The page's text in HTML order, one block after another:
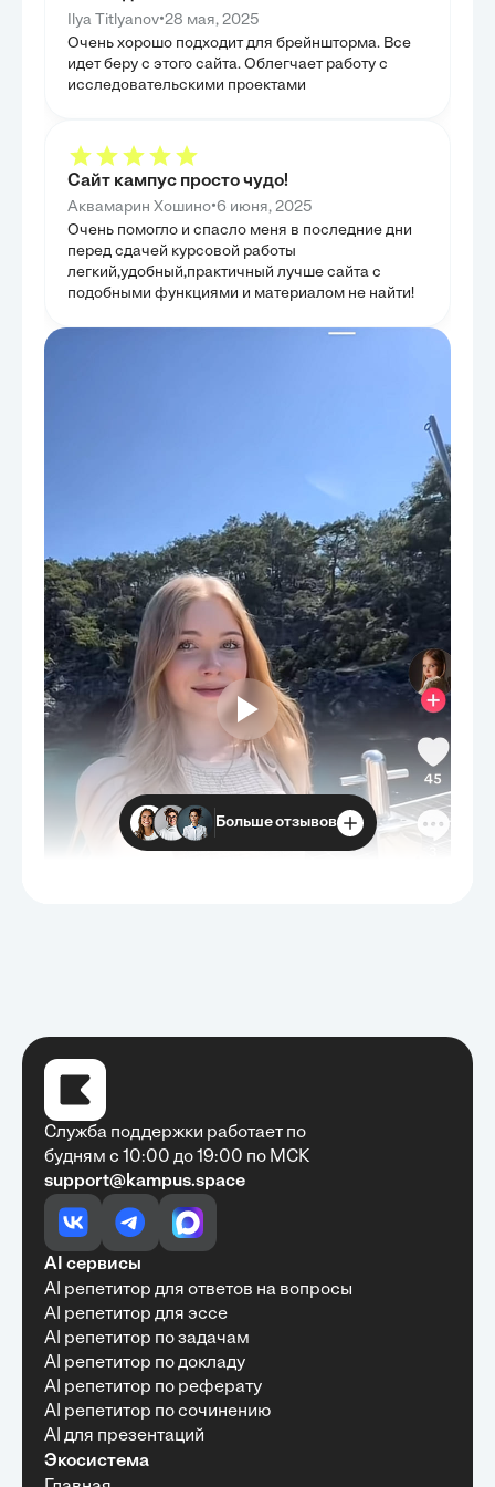
формирующиеся концепции экоцида и биоцида.
Были выявлены такие барьеры, как политическое
сопротивление, недостаточная универсальность
юрисдикции и сложности в квалификации новых
сформулированы конкретные, реалистичные
только обозначить существующие проблемы, но и
предложить конструктивные пути их решения,
способствуя развитию более справедливой и
действенной системы международного права. Это
позволило завершить работу не только
констатацией фактов, но и перспективами
улучшения ситуации.
Ilya Titlyanov•28 мая, 2025
Очень хорошо подходит для брейншторма. Все
идет беру с этого сайта. Облегчает работу с
исследовательскими проектами
Сайт кампус просто чудо!
Аквамарин Хошино•6 июня, 2025
Очень помогло и спасло меня в последние дни
перед сдачей курсовой работы
легкий,удобный,практичный лучше сайта с
подобными функциями и материалом не найти!
Очень быстро, недорого, качественно,
доступно
Алексей Антонов•27 мая, 2025
Обучение с Кампус Хаб — очень экономит
полезной информации. Рекомендую ...
Рекомендую Кампус АИ всем, кто хочет
учиться эффективно и с комфортом
Марина Щербакова
Пользуюсь сайтом Кампус АИ уже несколько
Больше отзывов
Служба поддержки работает по
будням с 10:00 до 19:00 по МСК
support@kampus.space
AI сервисы
AI репетитор для ответов на вопросы
AI репетитор для эссе
AI репетитор по задачам
AI репетитор по докладу
AI репетитор по реферату
AI репетитор по сочинению
AI для презентаций
Экосистема